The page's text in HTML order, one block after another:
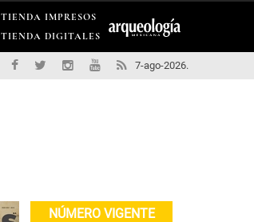
TIENDA IMPRESOS
TIENDA DIGITALES
7-ago-2026.
NÚMERO VIGENTE